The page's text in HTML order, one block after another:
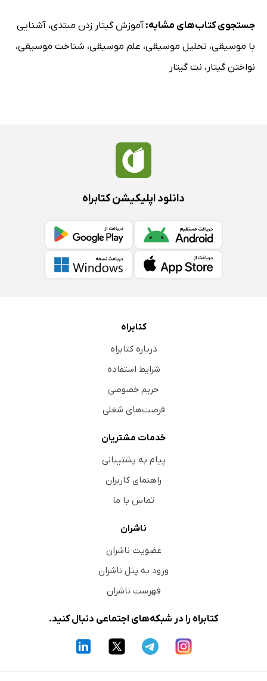
جستجوی کتاب‌های مشابه: آموزش گیتار زدن مبتدی، آشنایی
با موسیقی، تحلیل موسیقی، علم موسیقی، شناخت موسیقی،
نواختن گیتار ، نت گیتار
دانلود اپلیکیشن کتابراه
کتابراه
درباره کتابراه
شرایط استفاده
حریم خصوصی
فرصت‌های شغلی
خدمات مشتریان
پیام به پشتیبانی
راهنمای کاربران
تماس با ما
ناشران
عضویت ناشران
ورود به پنل ناشران
فهرست ناشران
کتابراه را در شبکه‌های اجتماعی دنبال کنید.